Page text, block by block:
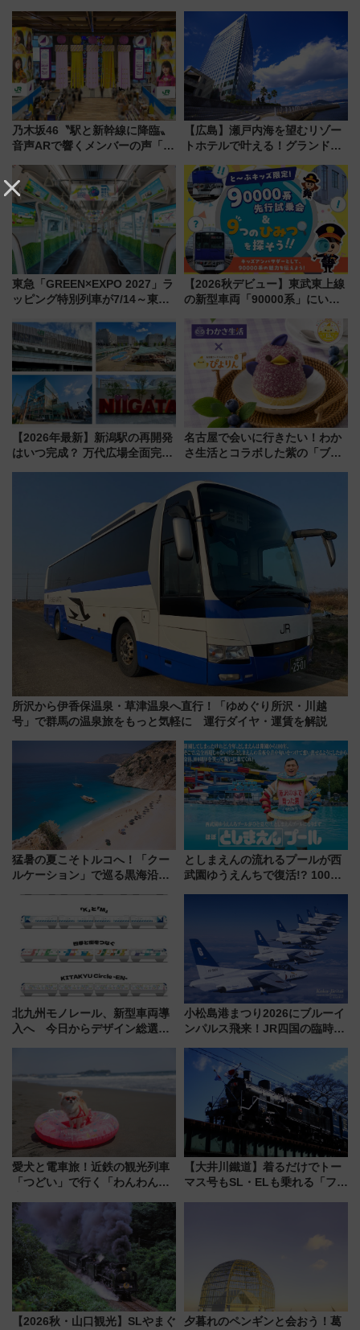
今年12月
など注目の全6店舗 「博多活憩
通り」も一新
乃木坂46〝駅と新幹線に降臨〟
音声ARで響くメンバーの声「真
【広島】瀬戸内海を望むリゾー
トホテルで叶える！グランドプ
ディング＆カジュアルパーティ
ープラン
東急「GREEN×EXPO 2027」ラ
ッピング特別列車が7/14～東
ー！ 注目の編成やデザインまと
め
【2026秋デビュー】東武東上線
の新型車両「90000系」にいち
向け先行試乗会でキッズアンバ
サダーになろう
【2026年最新】新潟駅の再開発
はいつ完成？ 万代広場全面完成
名古屋で会いに行きたい！わか
さ生活とコラボした紫の「ブル
売
所沢から伊香保温泉・草津温泉へ直行！「ゆめぐり所沢・川越
号」で群馬の温泉旅をもっと気軽に 運行ダイヤ・運賃を解説
猛暑の夏こそトルコへ！「クー
ルケーション」で巡る黒海沿岸
連検索数が前年比237％増、ナ
ショジオも認める『2026年に訪
としまえんの流れるプールが西
武園ゆうえんちで復活!? 100周
北九州モノレール、新型車両導
入へ 今日からデザイン総選挙
小松島港まつり2026にブルーイ
ンパルス飛来！JR四国の臨時ダ
愛犬と電車旅！近鉄の観光列車
「つどい」で行く「わんわん列
める日帰りツアー
【大井川鐵道】着るだけでトー
マス号もSL・ELも乗れる「フリ
【2026秋・山口観光】SLやまぐ
夕暮れのペンギンと会おう！葛